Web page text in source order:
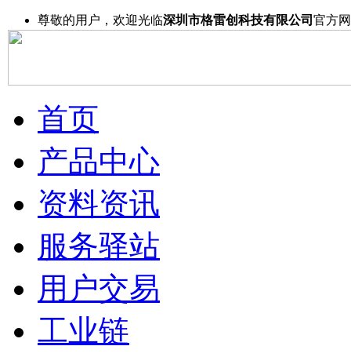
尊敬的用户，欢迎光临深圳市格雷创科技有限公司 官方
首页
产品中心
资料资讯
服务驿站
用户交易
工业链